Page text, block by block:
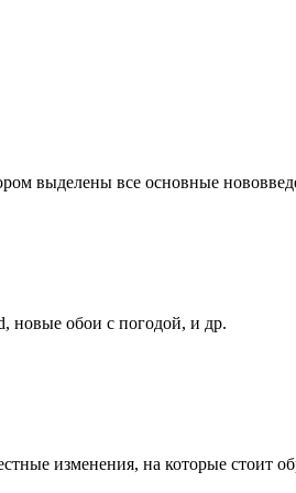
выделены все основные
новые обои с погодой, и др.
изменения, на которые стоит